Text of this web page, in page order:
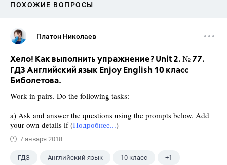
ПОХОЖИЕ ВОПРОСЫ
Платон Николаев
Хело! Как выполнить упражнение? Unit 2. № 77.
ГДЗ Английский язык Enjoy English 10 класс
Биболетова.
Work in pairs. Do the following tasks:
a) Ask and answer the questions using the prompts below. Add
your own details if (Подробнее...)
7 января 2018
ГДЗ Английский язык 10 класс +1